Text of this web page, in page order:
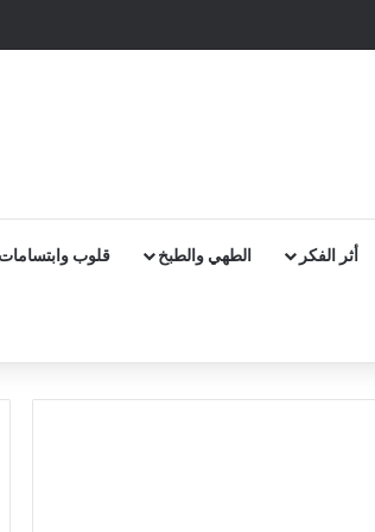
أثر الفكر الطهي والطبخ قلوب وابتسامات